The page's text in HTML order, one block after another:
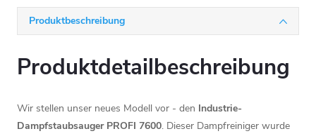
Produktbeschreibung
Produktdetailbeschreibung
Wir stellen unser neues Modell vor - den Industrie-
Dampfstaubsauger PROFI 7600. Dieser Dampfreiniger wurde